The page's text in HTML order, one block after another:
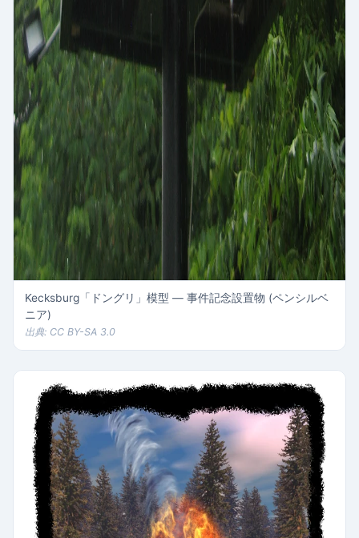
Kecksburg「ドングリ」模型 — 事件記念設置物 (ペンシルベ
ニア)
出典: CC BY-SA 3.0